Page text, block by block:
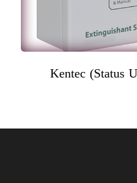
ریپیتر پنل آدرس پذیر (Status Unit) Kentec